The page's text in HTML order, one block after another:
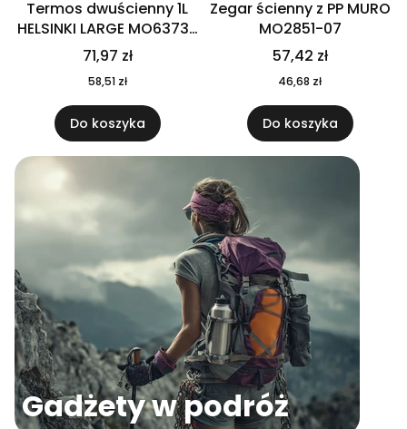
Termos dwuścienny 1L
HELSINKI LARGE MO6373-
04
71,97 zł
58,51 zł
Do koszyka
Zegar ścienny z PP MURO
MO2851-07
57,42 zł
46,68 zł
Do koszyka
Gadżety w podróż